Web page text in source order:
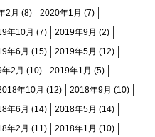
2月 (8) 2020年1月 (7)
年10月 (7) 2019年9月 (2)
年6月 (15) 2019年5月 (12)
2月 (10) 2019年1月 (5)
年10月 (12) 2018年9月 (10)
年6月 (14) 2018年5月 (14)
年2月 (11) 2018年1月 (10)